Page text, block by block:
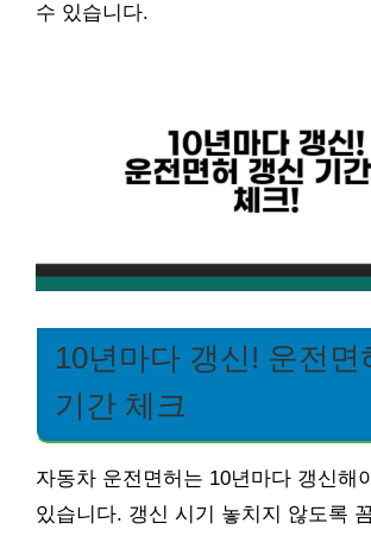
수 있습니다.
10년마다 갱신! 운전면
기간 체크
자동차 운전면허는 10년마다 갱신해
있습니다. 갱신 시기 놓치지 않도록